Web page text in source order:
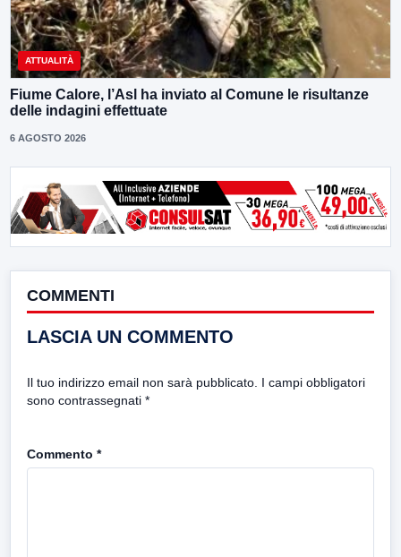
ATTUALITÀ
Fiume Calore, l’Asl ha inviato al Comune le risultanze
delle indagini effettuate
6 AGOSTO 2026
COMMENTI
LASCIA UN COMMENTO
Il tuo indirizzo email non sarà pubblicato. I campi obbligatori
sono contrassegnati *
Commento *